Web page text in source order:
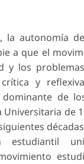
la autonomía
a que el
y los
y
de
de
estudiantil